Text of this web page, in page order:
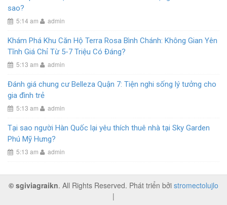
sao?
5:14 am admin
Khám Phá Khu Căn Hộ Terra Rosa Bình Chánh: Không Gian Yên
Tĩnh Giá Chỉ Từ 5-7 Triệu Có Đáng?
5:13 am admin
Đánh giá chung cư Belleza Quận 7: Tiện nghi sống lý tưởng cho
gia đình trẻ
5:13 am admin
Tại sao người Hàn Quốc lại yêu thích thuê nhà tại Sky Garden
Phú Mỹ Hưng?
5:13 am admin
© sgiviagraikn. All Rights Reserved. Phát triển bởi stromectolujlo
|